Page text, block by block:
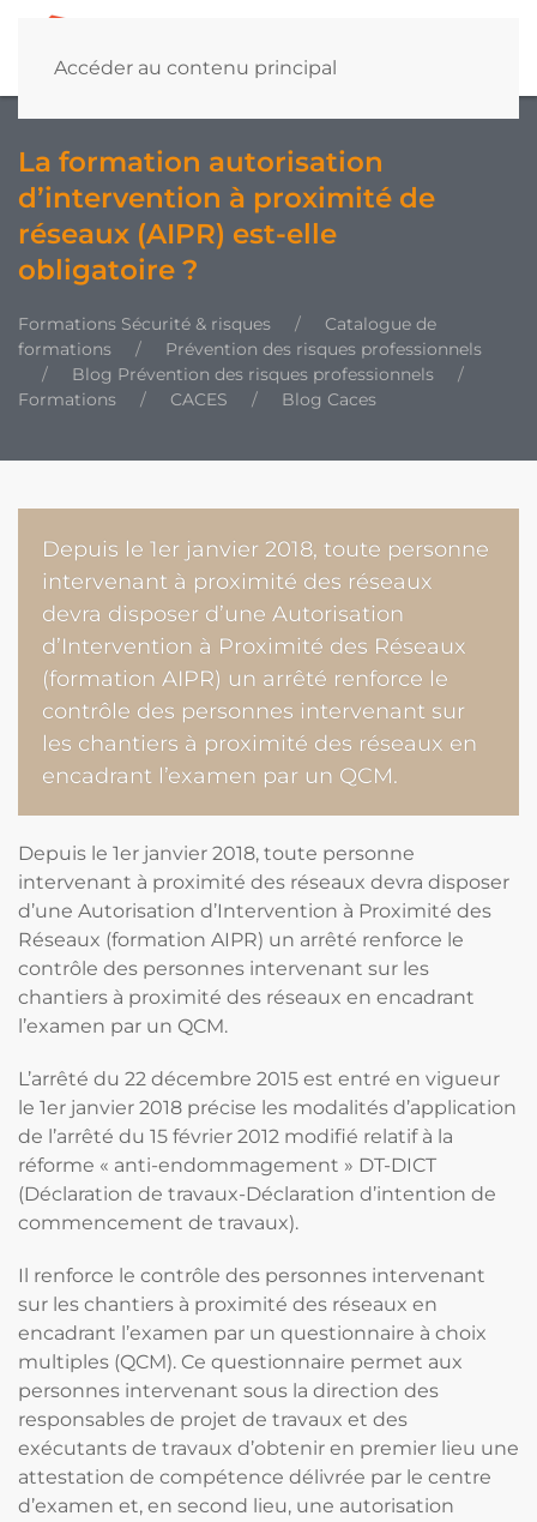
Accéder au contenu principal
La formation autorisation
d’intervention à proximité de
réseaux (AIPR) est-elle
obligatoire ?
Formations Sécurité & risques
Catalogue de
formations
Prévention des risques professionnels
Blog Prévention des risques professionnels
Formations
CACES Blog Caces
Depuis le 1er janvier 2018, toute personne
intervenant à proximité des réseaux
devra disposer d’une Autorisation
d’Intervention à Proximité des Réseaux
(formation AIPR) un arrêté renforce le
contrôle des personnes intervenant sur
les chantiers à proximité des réseaux en
encadrant l’examen par un QCM.
Depuis le 1er janvier 2018, toute personne
intervenant à proximité des réseaux devra disposer
d’une Autorisation d’Intervention à Proximité des
Réseaux (formation AIPR) un arrêté renforce le
contrôle des personnes intervenant sur les
chantiers à proximité des réseaux en encadrant
l’examen par un QCM.
L’arrêté du 22 décembre 2015 est entré en vigueur
le 1er janvier 2018 précise les modalités d’application
de l’arrêté du 15 février 2012 modifié relatif à la
réforme « anti-endommagement » DT-DICT
(Déclaration de travaux-Déclaration d’intention de
commencement de travaux).
Il renforce le contrôle des personnes intervenant
sur les chantiers à proximité des réseaux en
encadrant l’examen par un questionnaire à choix
multiples (QCM). Ce questionnaire permet aux
personnes intervenant sous la direction des
responsables de projet de travaux et des
exécutants de travaux d’obtenir en premier lieu une
attestation de compétence délivrée par le centre
d’examen et, en second lieu, une autorisation